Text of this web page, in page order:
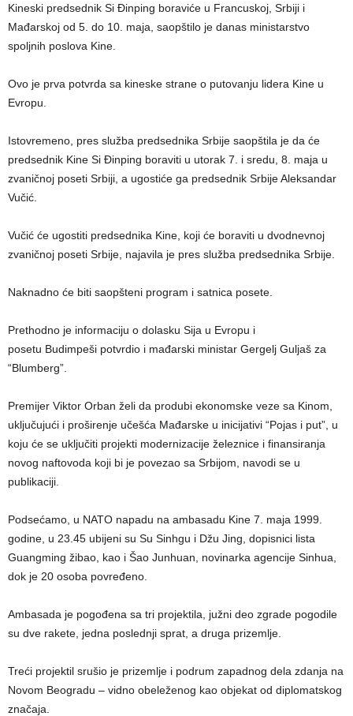
Kineski predsednik Si Đinping boraviće u Francuskoj, Srbiji i
Mađarskoj od 5. do 10. maja, saopštilo je danas ministarstvo
spoljnih poslova Kine.
Ovo je prva potvrda sa kineske strane o putovanju lidera Kine u
Evropu.
Istovremeno, pres služba predsednika Srbije saopštila je da će
predsednik Kine Si Đinping boraviti u utorak 7. i sredu, 8. maja u
zvaničnoj poseti Srbiji, a ugostiće ga predsednik Srbije Aleksandar
Vučić.
Vučić će ugostiti predsednika Kine, koji će boraviti u dvodnevnoj
zvaničnoj poseti Srbije, najavila je pres služba predsednika Srbije.
Naknadno će biti saopšteni program i satnica posete.
Prethodno je informaciju o dolasku Sija u Evropu i
posetu Budimpeši potvrdio i mađarski ministar Gergelj Guljaš za
“Blumberg”.
Premijer Viktor Orban želi da produbi ekonomske veze sa Kinom,
uključujući i proširenje učešća Mađarske u inicijativi “Pojas i put”, u
koju će se uključiti projekti modernizacije železnice i finansiranja
novog naftovoda koji bi je povezao sa Srbijom, navodi se u
publikaciji.
Podsećamo, u NATO napadu na ambasadu Kine 7. maja 1999.
godine, u 23.45 ubijeni su Su Sinhgu i Džu Jing, dopisnici lista
Guangming žibao, kao i Šao Junhuan, novinarka agencije Sinhua,
dok je 20 osoba povređeno.
Ambasada je pogođena sa tri projektila, južni deo zgrade pogodile
su dve rakete, jedna poslednji sprat, a druga prizemlje.
Treći projektil srušio je prizemlje i podrum zapadnog dela zdanja na
Novom Beogradu – vidno obeleženog kao objekat od diplomatskog
značaja.